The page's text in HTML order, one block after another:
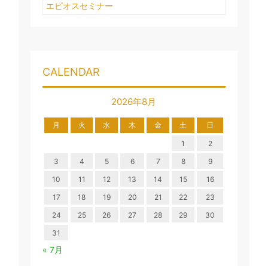
エピオスセミナー
CALENDAR
2026年8月
月 火 水 木 金 土 日
1
2
3
4 5 6 7 8
9
10
11 12 13 14 15
16
17
18 19 20 21 22
23
24
25 26 27 28 29
30
31
« 7月